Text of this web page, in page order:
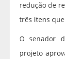
redução de
três itens
O senador
projeto